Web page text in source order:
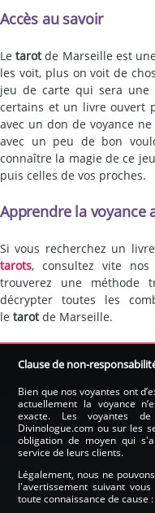
Accès au savoir
Letarotde Marseille est
les voit, plus on voit de
jeu de carte qui sera une
certains et un livre ouvert
avec un don de voyance
avec un peu de bon
connaître la magie de ce
puis celles de vos proches.
Apprendre la voyance
Si vous recherchez un
tarots, consultez vite
trouverez une méthode
décrypter toutes les
le tarotde Marseille.
Clause de non-
Bien que nos voyantes ont
actuellement la voyance
exacte. Les voyantes
Divinologue.com ou sur les
obligation de moyen qui
service de leurs clients.
Légalement, nous ne
l'avertissement suivant
toute connaissance de cause :